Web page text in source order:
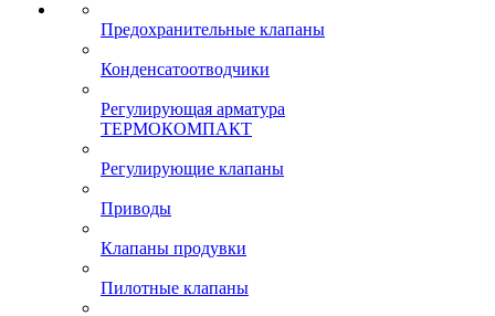
Предохранительные клапаны
Конденсатоотводчики
Регулирующая арматура
ТЕРМОКОМПАКТ
Регулирующие клапаны
Приводы
Клапаны продувки
Пилотные клапаны